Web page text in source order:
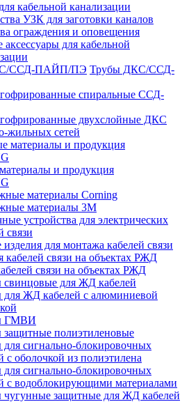
кабельной канализации
УЗК для заготовки каналов
ограждения и оповещения
для кабельной
Трубы ДКС/ССД-
спиральные ССД-
двухслойные ДКС
жильных сетей
и продукция
материалы Corning
материалы 3M
устройства для электрических
связи
изделия для монтажа кабелей связи
связи на объектах РЖД
для ЖД кабелей
ЖД кабелей с алюминиевой
ГМВИ
полиэтиленовые
сигнально-блокировочных
с оболочкой из полиэтилена
сигнально-блокировочных
с водоблокирующими материалами
защитные для ЖД кабелей